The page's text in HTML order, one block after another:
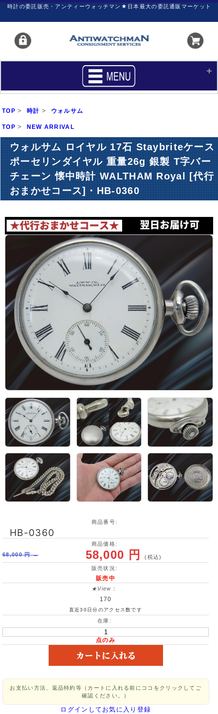
時計の委託販売・アンティーウォッチマン★日本最大の委託通販マーケット
買いたい
サポート マイページ
新着リスト 価格ダウン
価格の交渉
アーカイブ ブログ・特集記事
TOP > 時計 > ウォルサム
TOP > NEW ARRIVAL
ウォルサム ロイヤル 17石 Staybriteケース
ポーセリンダイヤル 重量26g 銀製 T字バー
チェーン 懐中時計 WALTHAM Royal [代行
おまかせコース]・HB-0360
商品番号:
HB-0360
商品価格:
68,000 円 →
58,000 円(税込)
販売状況:
販売中
★View ：
170
直近30日分のアクセス数です
在庫:
点のみ
お支払い方法、返品特約等（カートに入れる前にココをクリックしてご
確認ください。）
ログインしてお気に入り登録